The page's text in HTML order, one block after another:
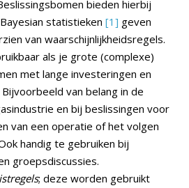
bieden hierbij
statistieken [1] geven
van waarschijnlijkheidsregels.
als je grote (complexe)
met lange investeringen en
van belang in de
en bij beslissingen voor
van een operatie of het volgen
handig te gebruiken bij
groepsdiscussies.
; deze worden gebruikt